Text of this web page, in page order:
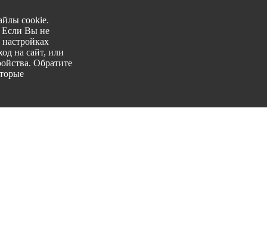
cookie.
Если Вы не
на сайт, или
Обратите